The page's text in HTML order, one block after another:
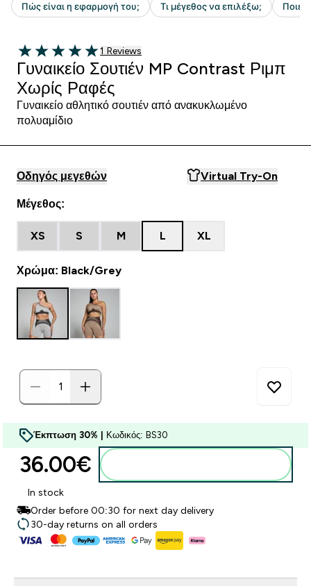
5 out of 5 stars
1 customer reviews
1 Reviews
Γυναικείο Σουτιέν MP Contrast Ριμπ
Χωρίς Ραφές
Γυναικείο αθλητικό σουτιέν από ανακυκλωμένο
πολυαμίδιο
Οδηγός μεγεθών Virtual Try-On
Μέγεθος:
XS S M L XL
Χρώμα: Black/Grey
Έκπτωση 30% | Κωδικός: BS30
36.00€‎
In stock
Order before 00:30 for next day delivery
30-day returns on all orders